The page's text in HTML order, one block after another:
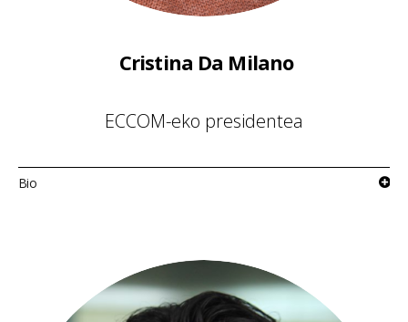
Cristina Da Milano
ECCOM-eko presidentea
Bio